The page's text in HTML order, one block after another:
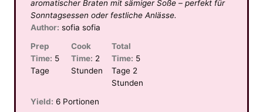
aromatischer Braten mit sämiger Soße – perfekt für
Sonntagsessen oder festliche Anlässe.
Author: sofia sofia
Prep
Time: 5
Tage
Cook
Time: 2
Stunden
Total
Time: 5
Tage 2
Stunden
Yield: 6 Portionen